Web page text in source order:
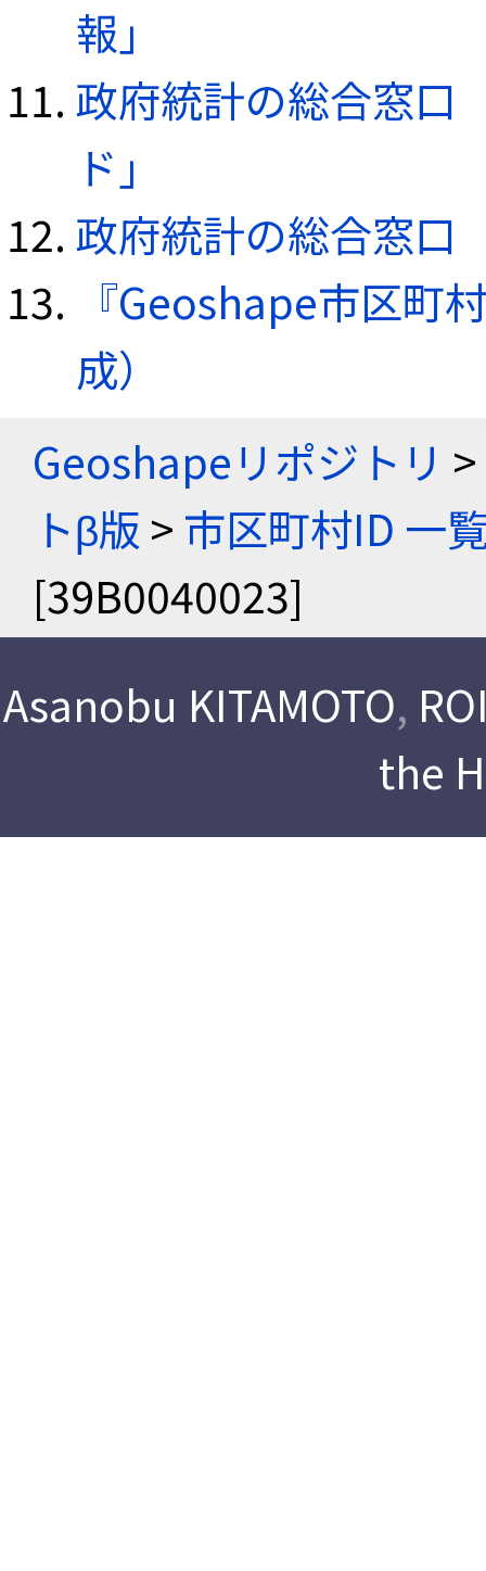
報」
政府統計の総合窓口
ド」
政府統計の総合窓口
『Geoshape市区町
成）
Geoshapeリポジトリ >
トβ版 > 市区町村ID 一
[39B0040023]
Asanobu KITAMOTO,
the